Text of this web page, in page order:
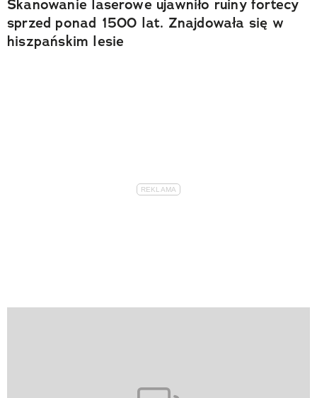
Skanowanie laserowe ujawniło ruiny fortecy
sprzed ponad 1500 lat. Znajdowała się w
hiszpańskim lesie